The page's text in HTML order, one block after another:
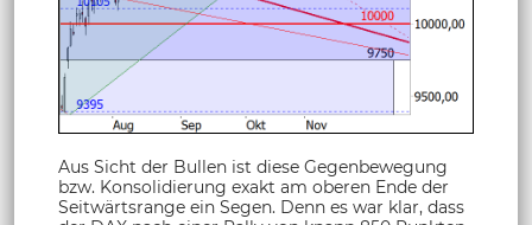
Aus Sicht der Bullen ist diese Gegenbewegung
bzw. Konsolidierung exakt am oberen Ende der
Seitwärtsrange ein Segen. Denn es war klar, dass